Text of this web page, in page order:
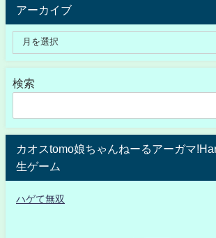
アーカイブ
検索
カオスtomo娘ちゃんねーるアーガマ
生ゲーム
ハゲて無双